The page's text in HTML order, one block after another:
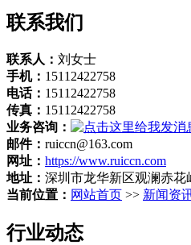
联系我们
联系人： 刘女士
手机： 15112422758
电话： 15112422758
传真： 15112422758
业务咨询：
邮件： ruiccn@163.com
网址： https://www.ruiccn.com
地址： 深圳市龙华新区观澜赤花
当前位置： 网站首页 >> 新闻资
行业动态